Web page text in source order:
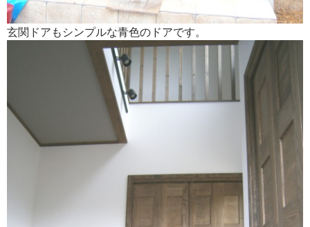
玄関ドアもシンプルな青色のドアです。